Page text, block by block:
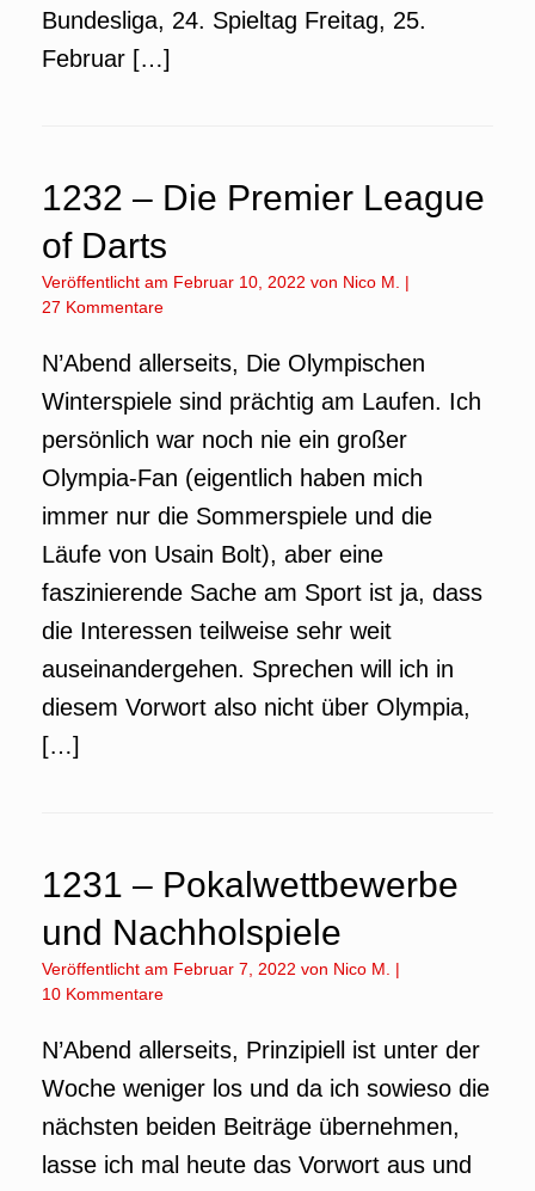
Bundesliga, 24. Spieltag Freitag, 25.
Februar […]
1232 – Die Premier League
of Darts
Veröffentlicht am Februar 10, 2022 von Nico M.
|
27 Kommentare
N’Abend allerseits, Die Olympischen
Winterspiele sind prächtig am Laufen. Ich
persönlich war noch nie ein großer
Olympia-Fan (eigentlich haben mich
immer nur die Sommerspiele und die
Läufe von Usain Bolt), aber eine
faszinierende Sache am Sport ist ja, dass
die Interessen teilweise sehr weit
auseinandergehen. Sprechen will ich in
diesem Vorwort also nicht über Olympia,
[…]
1231 – Pokalwettbewerbe
und Nachholspiele
Veröffentlicht am Februar 7, 2022 von Nico M.
|
10 Kommentare
N’Abend allerseits, Prinzipiell ist unter der
Woche weniger los und da ich sowieso die
nächsten beiden Beiträge übernehmen,
lasse ich mal heute das Vorwort aus und